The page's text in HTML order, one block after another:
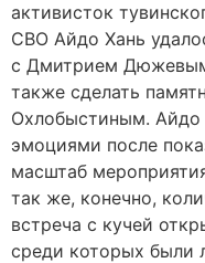
активисток
СВО Айдо Хань
с Дмитрием
также сделать
Охлобыстиным. Айдо
эмоциями после
масштаб
так же, конечно,
встреча с кучей
среди которых были